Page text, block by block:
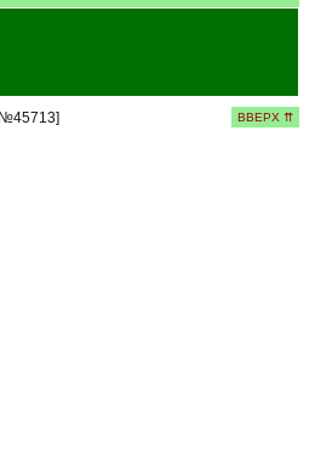
№45713] ВВЕРХ ⇈